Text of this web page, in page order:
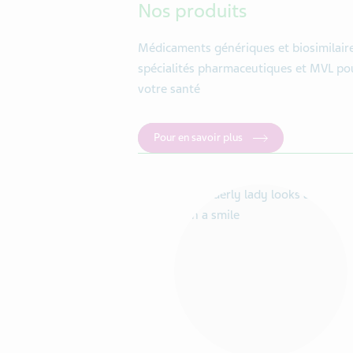
Nos produits
Médicaments génériques et
spécialités pharmaceutiques et MVL
votre santé
Pour en savoir plus